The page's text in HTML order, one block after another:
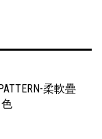
柔軟疊
色